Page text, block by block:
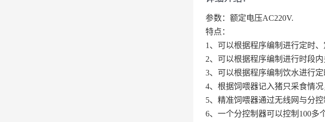
参数：额定电压AC220V.
特点：
1、 可以根据程序编制进行定时
2、 可以根据程序编制进行时段
3、 可以根据程序编制饮水进行
4、 根据饲喂器记入猪只采食情
5、 精准饲喂器通过无线网与分控
6、 一个分控制器可以控制 100多